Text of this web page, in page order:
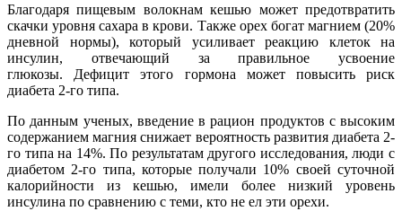
Благодаря пищевым волокнам кешью может предотвратить
скачки уровня сахара в крови. Также орех богат магнием (20%
дневной нормы), который усиливает реакцию клеток на
инсулин, отвечающий за правильное усвоение
глюкозы. Дефицит этого гормона может повысить риск
диабета 2-го типа.
По данным ученых, введение в рацион продуктов с высоким
содержанием магния снижает вероятность развития диабета 2-
го типа на 14%. По результатам другого исследования, люди с
диабетом 2-го типа, которые получали 10% своей суточной
калорийности из кешью, имели более низкий уровень
инсулина по сравнению с теми, кто не ел эти орехи.